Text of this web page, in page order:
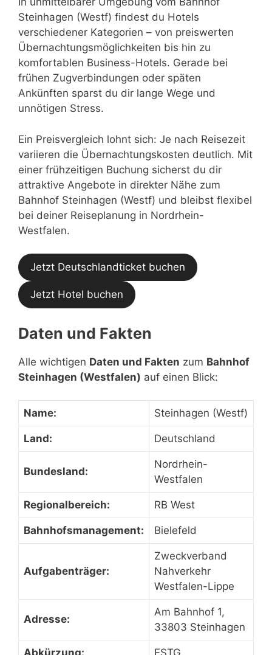
Steinhagen (Westf) findest du Hotels
verschiedener Kategorien – von preiswerten
Übernachtungsmöglichkeiten bis hin zu
komfortablen Business-Hotels. Gerade bei
frühen Zugverbindungen oder späten
Ankünften sparst du dir lange Wege und
unnötigen Stress.
Ein Preisvergleich lohnt sich: Je nach Reisezeit
variieren die Übernachtungskosten deutlich. Mit
einer frühzeitigen Buchung sicherst du dir
attraktive Angebote in direkter Nähe zum
Bahnhof Steinhagen (Westf) und bleibst flexibel
bei deiner Reiseplanung in Nordrhein-
Westfalen.
Jetzt Deutschlandticket buchen
Jetzt Hotel buchen
Daten und Fakten
Alle wichtigen Daten und Fakten zum Bahnhof
Steinhagen (Westfalen) auf einen Blick:
Name: Steinhagen (Westf)
Land: Deutschland
Bundesland:
Nordrhein-
Westfalen
Regionalbereich: RB West
Bahnhofsmanagement: Bielefeld
Aufgabenträger:
Zweckverband
Nahverkehr
Westfalen-Lippe
Adresse:
Am Bahnhof 1,
33803 Steinhagen
Abkürzung: ESTG